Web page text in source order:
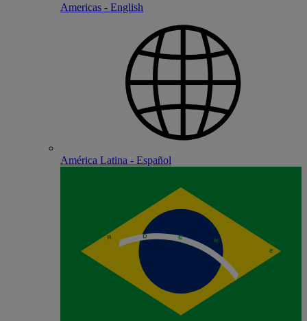
Americas - English
América Latina - Español